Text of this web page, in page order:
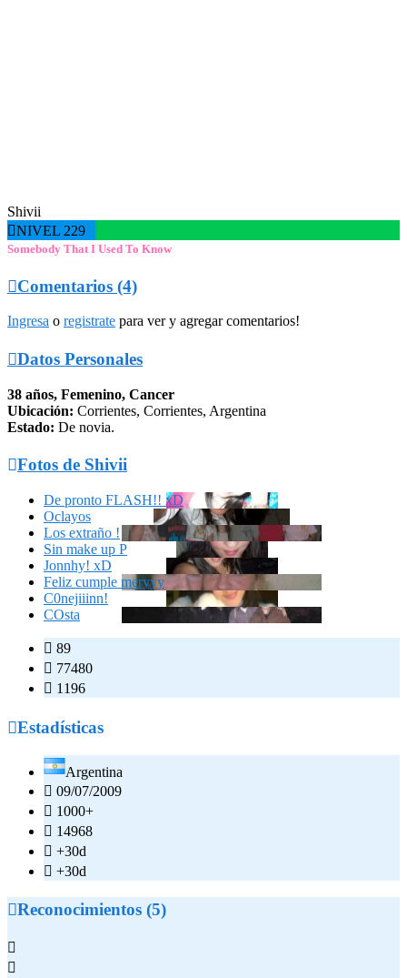
Shivii
NIVEL 229
Somebody That I Used To Know
Comentarios (4)
Ingresa o registrate para ver y agregar comentarios!
Datos Personales
38 años, Femenino, Cancer
Ubicación: Corrientes, Corrientes, Argentina
Estado: De novia.
Fotos de Shivii
De pronto FLASH!! xD
Oclayos
Los extraño !
Sin make up P
Jonnhy! xD
Feliz cumple meryyy
C0nejiiinn!
COsta
 89
 77480
 1196
Estadísticas
Argentina
 09/07/2009
 1000+
 14968
 +30d
 +30d
Reconocimientos (5)

